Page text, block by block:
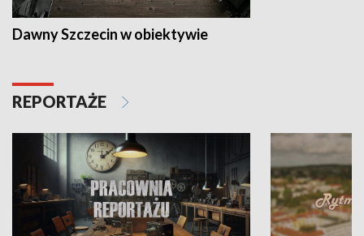
Dawny Szczecin w obiektywie
REPORTAŻE